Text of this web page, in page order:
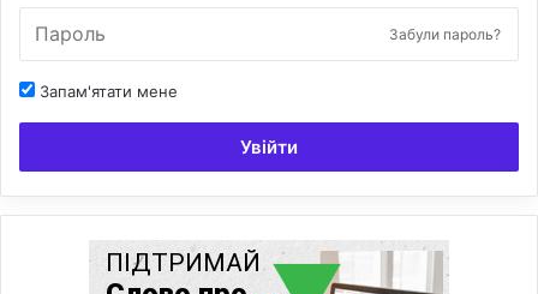
Забули пароль?
Запам'ятати мене
Увійти